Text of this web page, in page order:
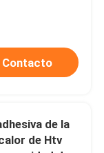
Contacto
de la
de Htv